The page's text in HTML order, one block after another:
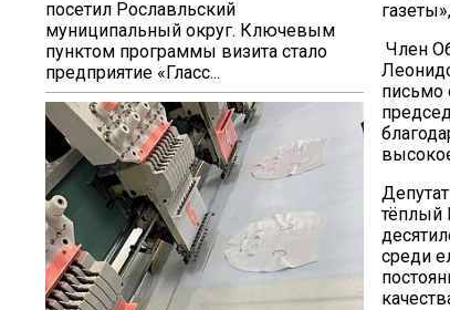
посетил Рославльский
муниципальный округ. Ключевым
пунктом программы визита стало
предприятие «Гласс...
Член
письмо
тёплый
среди